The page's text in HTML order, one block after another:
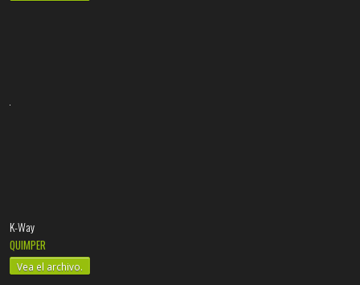
K-Way
QUIMPER
Vea el archivo.